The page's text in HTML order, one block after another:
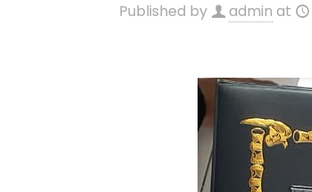
Published by admin at